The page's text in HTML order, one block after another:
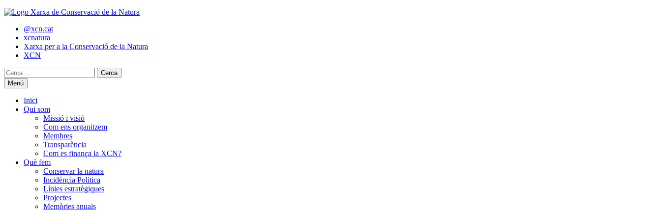
@xcn.cat
xcnatura
Xarxa per a la Conservació de la Natura
XCN
Menú
Inici
Qui som
Missió i visió
Com ens organitzem
Membres
Transparència
Com es finança la XCN?
Què fem
Conservar la natura
Incidència Política
Línies estratègiques
Projectes
Memòries anuals